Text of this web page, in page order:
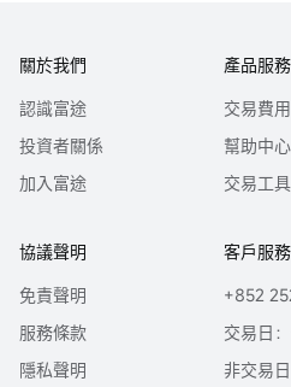
若有任何關於富途證券研究報告的問題請
本報告中的任何內容均不得解釋為購買或
買本研究報告中所提及的證券都應考慮到
證券的招股說明書等。
對本研究報告所評論的上市法團的個人觀
接或間接，所收取之報酬沒有任何部份是
分析員確認分析員本人及其有聯繫者均沒
報告發出後3個營業日內交易報告內所述的
關於我們
認識富途
投資者關係
加入富途
產品服務
交易費用
幫助中心
交易工具
協議聲明
免責聲明
服務條款
隱私聲明
客戶服
+852
交易日
非交易